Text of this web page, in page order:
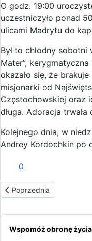
O godz. 19:00
uczestniczyło ponad
ulicami Madrytu do
Był to chłodny
Mater”,
okazało się, że
misjonarki od
Częstochowskiej oraz
długa. Adoracja trwała
Kolejnego dnia, w
Andrey Kordochkin po
0
Poprzednia strona:
Poprzednia
Wspomóż obronę życia